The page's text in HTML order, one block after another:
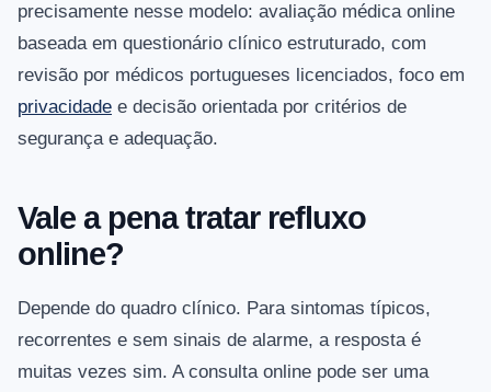
precisamente nesse modelo: avaliação médica online
baseada em questionário clínico estruturado, com
revisão por médicos portugueses licenciados, foco em
privacidade e decisão orientada por critérios de
segurança e adequação.
Vale a pena tratar refluxo
online?
Depende do quadro clínico. Para sintomas típicos,
recorrentes e sem sinais de alarme, a resposta é
muitas vezes sim. A consulta online pode ser uma